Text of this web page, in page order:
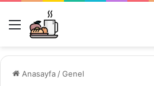
Menü
Anasayfa /Genel